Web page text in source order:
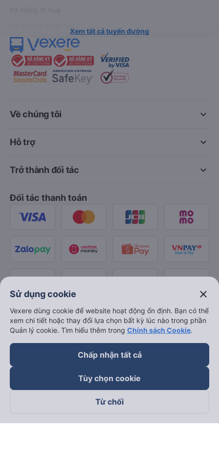
Xem tất cả tuyến đường
keyboard_arrow_down
Về chúng tôi
keyboard_arrow_down
Hỗ trợ
keyboard_arrow_down
Trở thành đối tác
Đối tác thanh toán
Theo dõi chúng tôi trên
Sử dụng cookie close
Vexere dùng cookie để website hoạt động ổn định. Bạn có thể
xem chi tiết hoặc thay đổi lựa chọn bất kỳ lúc nào trong phần
Quản lý cookie. Tìm hiểu thêm trong Chính sách Cookie.
Chấp nhận tất cả
Tùy chọn cookie
Từ chối